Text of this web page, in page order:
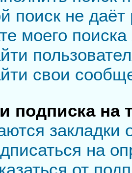
поиск не даёт
моего
свои
подписка на
закладки
на